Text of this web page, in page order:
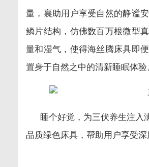
量，襄助用户享受自然的静谧
鳞片结构，仿佛数百万根微型
量和湿气，使得海丝腾床具即
置身于自然之中的清新睡眠体验
睡个好觉，为三伏养生注入
品质绿色床具，帮助用户享受